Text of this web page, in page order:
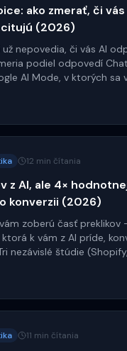
ako zmerať, či vás
(2026)
nepovedia, či vás AI
podiel odpovedí
AI Mode, v ktorých sa
za krokom.
12 min čítania
z AI, ale 4×
konverzii (2026)
zoberú časť
ktorá k vám z AI príde,
nezávislé štúdie
objeme návštev.
11 min čítania